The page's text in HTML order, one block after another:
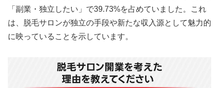
「副業・独立したい」で39.73%を占めていました。これ
は、脱毛サロンが独立の手段や新たな収入源として魅力的
に映っていることを示しています。